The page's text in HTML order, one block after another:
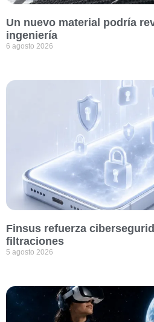
Un nuevo material podría
ingeniería
6 agosto 2026
Finsus refuerza
filtraciones
5 agosto 2026